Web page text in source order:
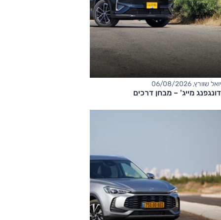
יואל שוורץ, 06/08/2026
דונגפנג מייג' – מבחן דרכים